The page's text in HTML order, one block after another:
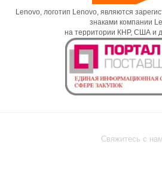
Lenovo, логотип Lenovo, являются
знаками компании
на территории КНР, США и
Свяжитесь с